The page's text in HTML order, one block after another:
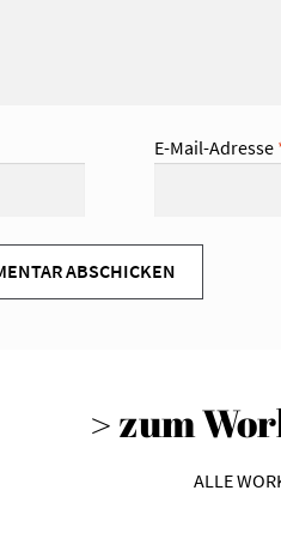
E-Mail-Adresse
> zum
ALLE